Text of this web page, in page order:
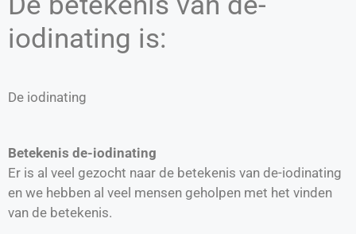
iodinating is:
De iodinating
Betekenis de-iodinating
Er is al veel gezocht naar de betekenis van de-iodinating
en we hebben al veel mensen geholpen met het vinden
van de betekenis.